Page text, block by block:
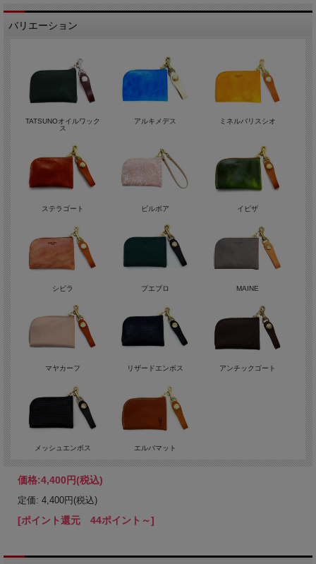
バリエーション
TATSUNOオイルワック
ス
アルキメデス ミネルバリスシオ
ステラゴート ビルボア イビザ
シビラ プエブロ MAINE
マヤカーフ リザードエンボス アンチックゴート
メッシュエンボス エルバマット
価格:4,400円(税込)
定価: 4,400円(税込)
[ポイント還元 44ポイント～]